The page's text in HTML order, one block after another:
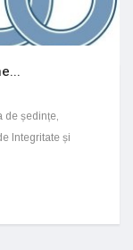
de ședințe,
Integritate și